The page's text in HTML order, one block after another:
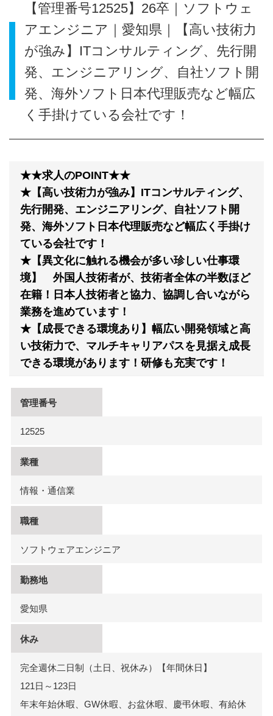
【管理番号12525】26卒｜ソフトウェ
アエンジニア｜愛知県｜【高い技術力
が強み】ITコンサルティング、先行開
発、エンジニアリング、自社ソフト開
発、海外ソフト日本代理販売など幅広
く手掛けている会社です！
★★求人のPOINT★★
★【高い技術力が強み】ITコンサルティング、
先行開発、エンジニアリング、自社ソフト開
発、海外ソフト日本代理販売など幅広く手掛け
ている会社です！
★【異文化に触れる機会が多い珍しい仕事環
境】 外国人技術者が、技術者全体の半数ほど
在籍！日本人技術者と協力、協調し合いながら
業務を進めています！
★【成長できる環境あり】幅広い開発領域と高
い技術力で、マルチキャリアパスを見据え成長
できる環境があります！研修も充実です！
管理番号
12525
業種
情報・通信業
職種
ソフトウェアエンジニア
勤務地
愛知県
休み
完全週休二日制（土日、祝休み）【年間休日】
121日～123日
年末年始休暇、GW休暇、お盆休暇、慶弔休暇、有給休